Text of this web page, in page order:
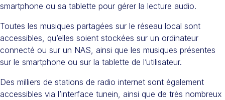
smartphone ou sa tablette pour gérer la lecture audio.
Toutes les musiques partagées sur le réseau local sont
accessibles, qu’elles soient stockées sur un ordinateur
connecté ou sur un NAS, ainsi que les musiques présentes
sur le smartphone ou sur la tablette de l’utilisateur.
Des milliers de stations de radio internet sont également
accessibles via l’interface tunein, ainsi que de très nombreux